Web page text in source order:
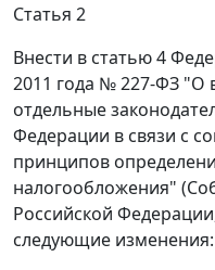
Статья 2
Внести в статью 4
2011 года № 227-ФЗ "О
отдельные
Федерации в связи с
принципов
налогообложения"
Российской
следующие изменения: